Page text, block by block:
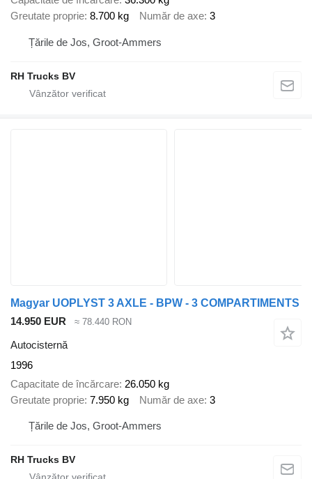
Greutate proprie 8.700 kg Număr de axe 3
Țările de Jos, Groot-Ammers
RH Trucks BV
Magyar UOPLYST 3 AXLE - BPW - 3 COMPARTIMENTS
14.950 EUR
≈ 78.440 RON
Autocisternă
1996
Capacitate de încărcare 26.050 kg
Greutate proprie 7.950 kg Număr de axe 3
Țările de Jos, Groot-Ammers
RH Trucks BV